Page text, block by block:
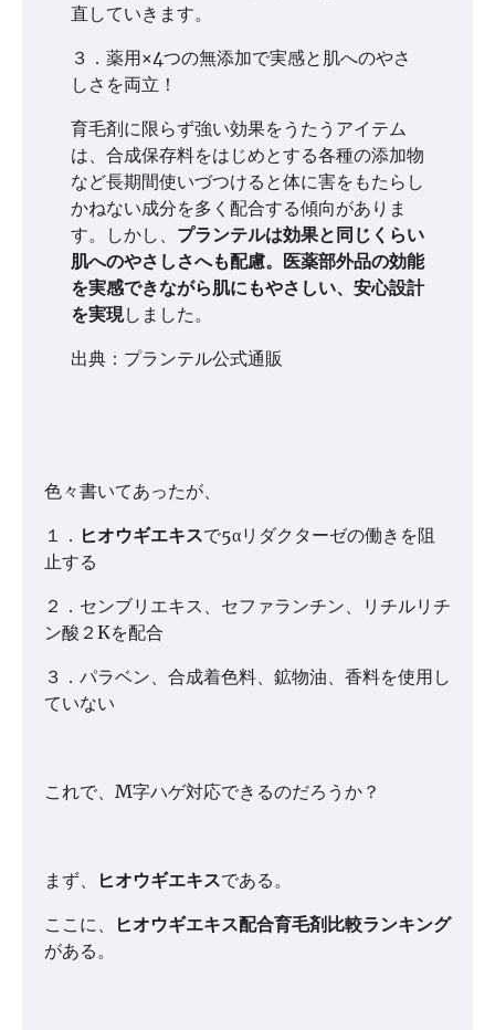
直していきます。
３．薬用×4つの無添加で実感と肌へのやさ
しさを両立！
育毛剤に限らず強い効果をうたうアイテム
は、合成保存料をはじめとする各種の添加物
など長期間使いづつけると体に害をもたらし
かねない成分を多く配合する傾向がありま
す。しかし、 プランテルは効果と同じくらい
肌へのやさしさへも配慮。医薬部外品の効能
を実感できながら肌にもやさしい、安心設計
を実現しました。
出典：プランテル公式通販
色々書いてあったが、
１． ヒオウギエキスで5αリダクターゼの働きを阻
止する
２．センブリエキス、セファランチン、リチルリチ
ン酸２Kを配合
３．パラベン、合成着色料、鉱物油、香料を使用し
ていない
これで、M字ハゲ対応できるのだろうか？
まず、 ヒオウギエキスである。
ここに、
ヒオウギエキス配合育毛剤比較ランキング
がある。